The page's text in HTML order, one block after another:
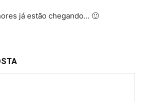
já estão chegando… 🙂